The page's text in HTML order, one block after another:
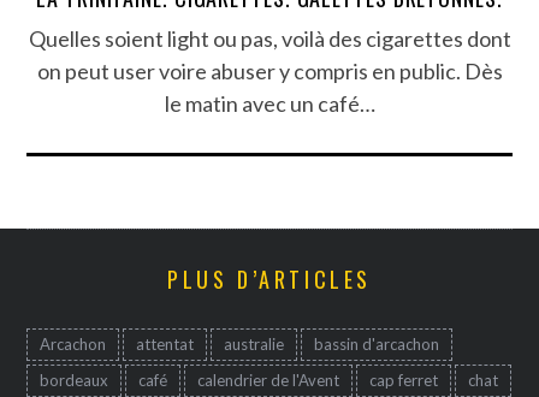
Quelles soient light ou pas, voilà des cigarettes dont
on peut user voire abuser y compris en public. Dès
le matin avec un café…
PLUS D’ARTICLES
Arcachon attentat australie
bassin d'arcachon
bordeaux
café calendrier de l'Avent cap ferret
chat